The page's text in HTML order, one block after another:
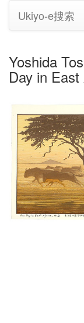
Ukiyo-e搜索
Yoshida
Day in East